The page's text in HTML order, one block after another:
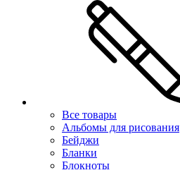
Все товары
Альбомы для рисования
Бейджи
Бланки
Блокноты